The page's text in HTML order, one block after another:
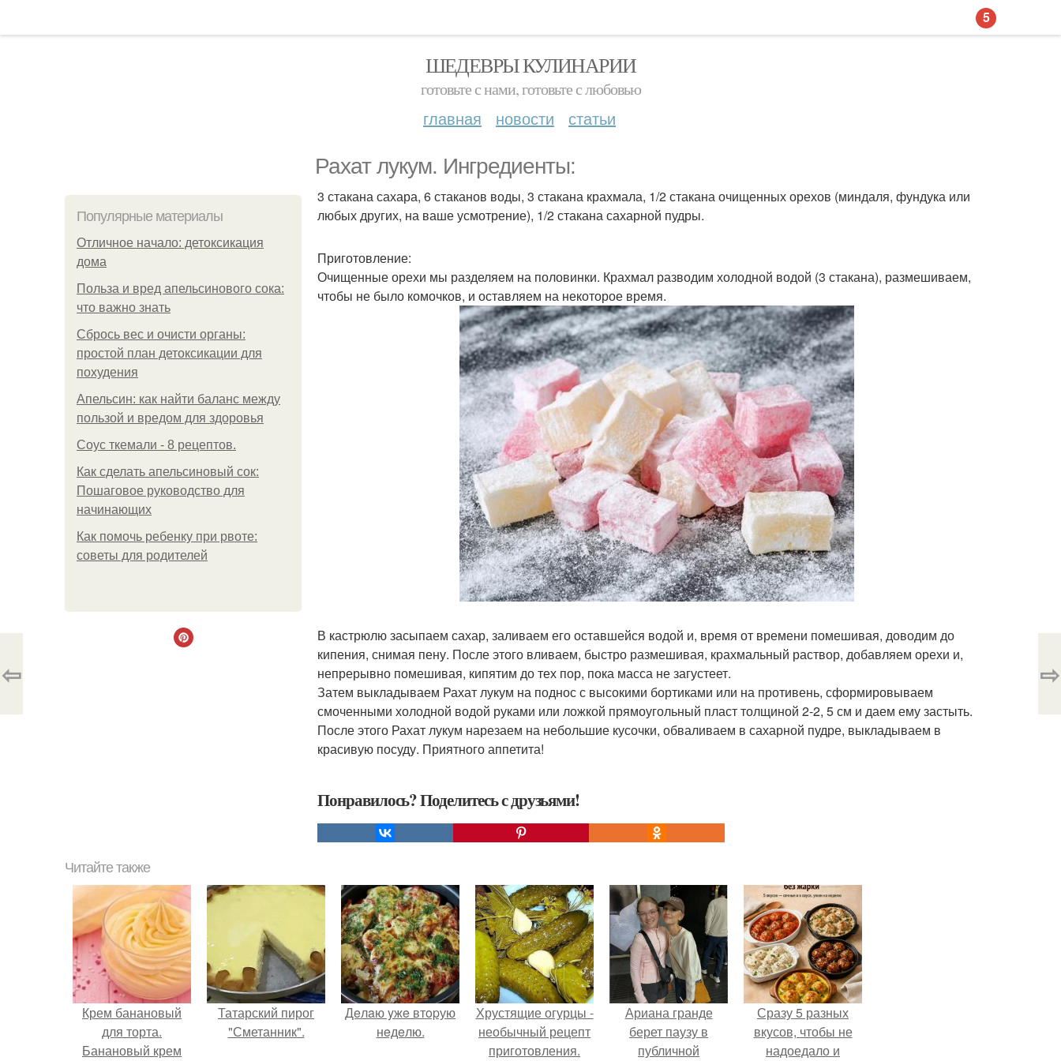
ШЕДЕВРЫ КУЛИНАРИИ
готовьте с нами, готовьте с любовью
главная новости статьи
Рахат лукум. Ингредиенты:
Популярные материалы
Отличное начало: детоксикация
дома
Польза и вред апельсинового сока:
что важно знать
Сбрось вес и очисти органы:
простой план детоксикации для
похудения
Апельсин: как найти баланс между
пользой и вредом для здоровья
Соус ткемали - 8 рецептов.
Как сделать апельсиновый сок:
Пошаговое руководство для
начинающих
Как помочь ребенку при рвоте:
советы для родителей
3 стакана сахара, 6 стаканов воды, 3 стакана крахмала, 1/2 стакана очищенных орехов (миндаля, фундука или
любых других, на ваше усмотрение), 1/2 стакана сахарной пудры.
Приготовление:
Очищенные орехи мы разделяем на половинки. Крахмал разводим холодной водой (3 стакана), размешиваем,
чтобы не было комочков, и оставляем на некоторое время.
В кастрюлю засыпаем сахар, заливаем его оставшейся водой и, время от времени помешивая, доводим до
кипения, снимая пену. После этого вливаем, быстро размешивая, крахмальный раствор, добавляем орехи и,
непрерывно помешивая, кипятим до тех пор, пока масса не загустеет.
Затем выкладываем Рахат лукум на поднос с высокими бортиками или на противень, сформировываем
смоченными холодной водой руками или ложкой прямоугольный пласт толщиной 2-2, 5 см и даем ему застыть.
После этого Рахат лукум нарезаем на небольшие кусочки, обваливаем в сахарной пудре, выкладываем в
красивую посуду. Приятного аппетита!
Понравилось? Поделитесь с друзьями!
⇦ ⇨
Читайте также
Крем банановый
для торта.
Банановый крем
Татарский пирог
"Сметанник".
Дeлaю yжe втopую
нeдeлю.
Хрустящие огурцы -
необычный рецепт
приготовления.
Ариана гранде
берет паузу в
публичной
Сразу 5 разных
вкусов, чтобы не
надоедало и
5